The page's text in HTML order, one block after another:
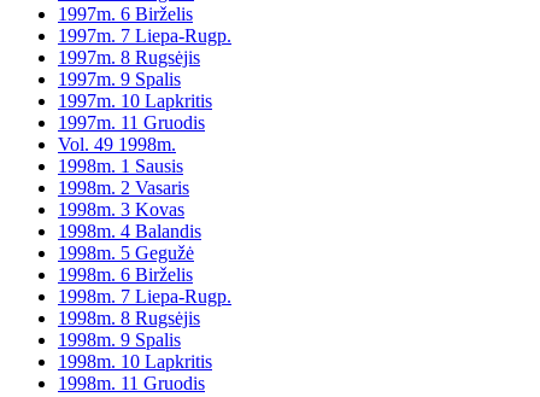
1997m. 6 Birželis
1997m. 7 Liepa-Rugp.
1997m. 8 Rugsėjis
1997m. 9 Spalis
1997m. 10 Lapkritis
1997m. 11 Gruodis
Vol. 49 1998m.
1998m. 1 Sausis
1998m. 2 Vasaris
1998m. 3 Kovas
1998m. 4 Balandis
1998m. 5 Gegužė
1998m. 6 Birželis
1998m. 7 Liepa-Rugp.
1998m. 8 Rugsėjis
1998m. 9 Spalis
1998m. 10 Lapkritis
1998m. 11 Gruodis